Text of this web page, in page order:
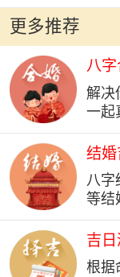
更多推荐
八
解决
一起
结婚
八字
等结
吉
根据